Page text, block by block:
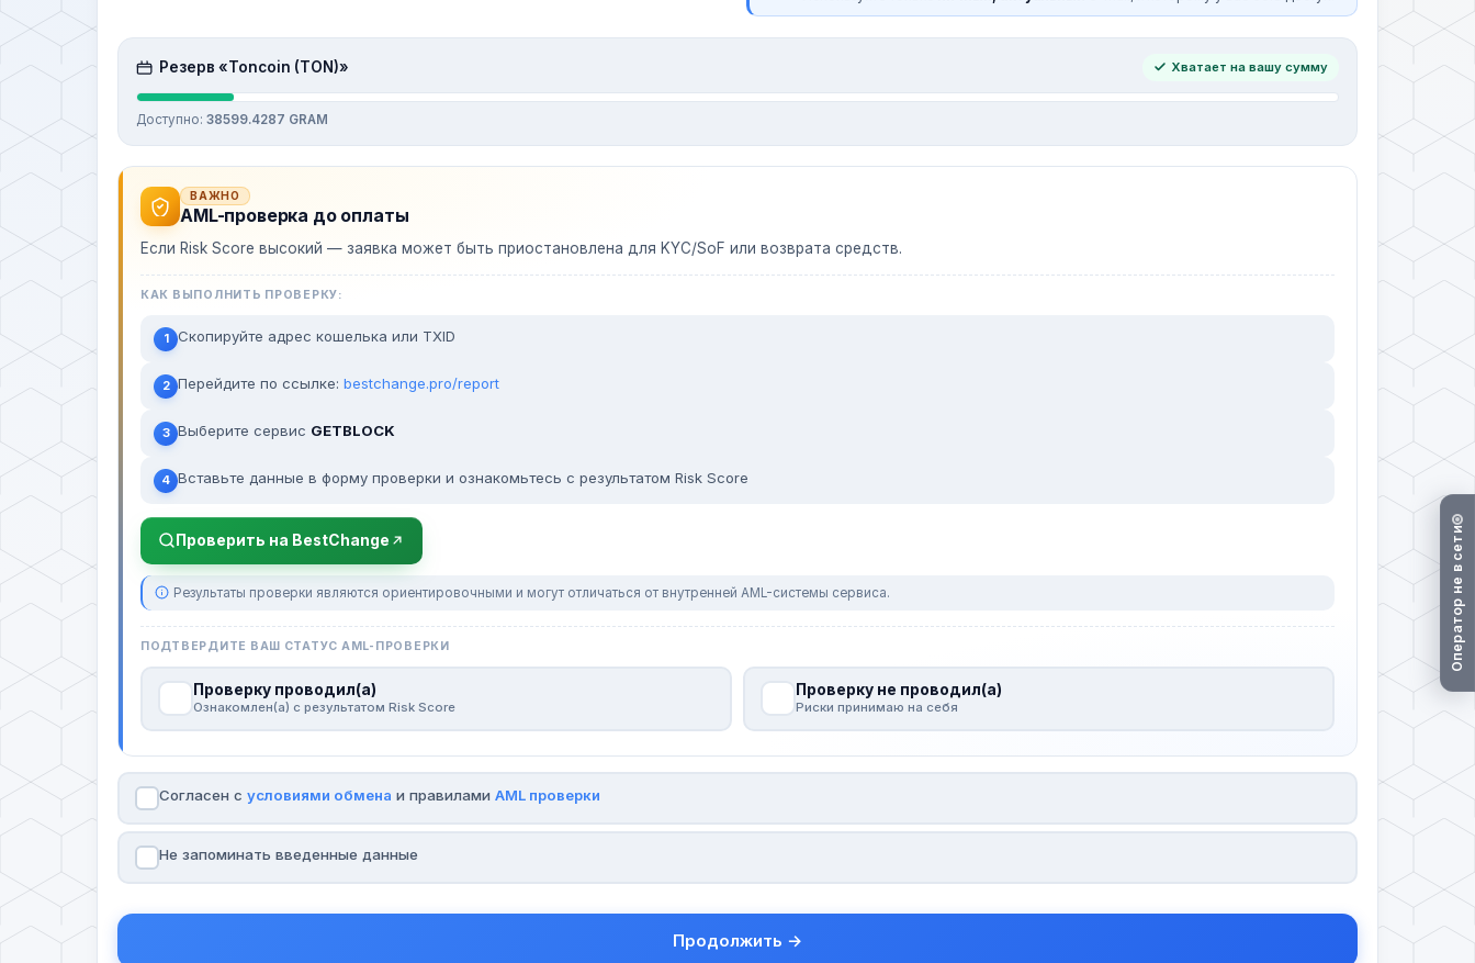
Резерв «Toncoin (TON)» Хватает на вашу сумму
Доступно: 38599.4287 GRAM
ВАЖНО
AML-проверка до оплаты
Если Risk Score высокий — заявка может быть приостановлена для KYC/SoF или возврата средств.
КАК ВЫПОЛНИТЬ ПРОВЕРКУ:
1 Скопируйте адрес кошелька или TXID
2 Перейдите по ссылке: bestchange.pro/report
3 Выберите сервис GETBLOCK
4 Вставьте данные в форму проверки и ознакомьтесь с результатом Risk Score
Проверить на BestChange
Результаты проверки являются ориентировочными и могут отличаться от внутренней AML-системы сервиса.
ПОДТВЕРДИТЕ ВАШ СТАТУС AML-ПРОВЕРКИ
Проверку проводил(а)
Ознакомлен(а) с результатом Risk Score
Проверку не проводил(а)
Риски принимаю на себя
Согласен с условиями обмена и правилами AML проверки
Не запоминать введенные данные
Продолжить →
Оператор не в сети